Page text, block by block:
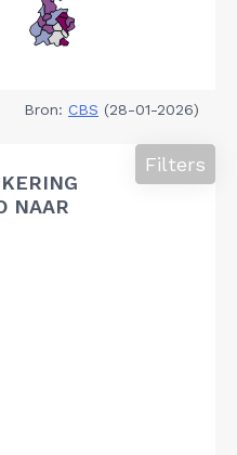
Bron: CBS (28-01-2026)
NAAR
Filters